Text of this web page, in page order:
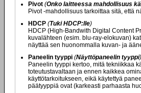
Pivot (Onko laitteessa mahdollisuus
Pivot -mahdollisuus tarkoittaa sitä, että
HDCP (Tuki HDCP:lle)
HDCP (High-Bandwith Digital Content
kuvalähteen (esim. blu-ray-elokuvan)
näyttää sen huonommalla kuvan- ja
Paneelin tyyppi (Näyttöpaneelin tyyppi)
Paneelin tyyppi kertoo, mitä tekniikkaa
toteutustavaltaan ja ennen kaikkea
käyttötarkoitukseen, eikä käytettyä
päätyyppiä ovat (karkeasti parhaasta